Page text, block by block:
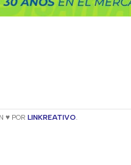
♥ POR LINKREATIVO